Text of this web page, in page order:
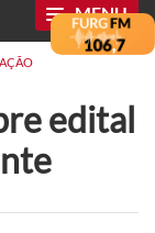
MENU
edital